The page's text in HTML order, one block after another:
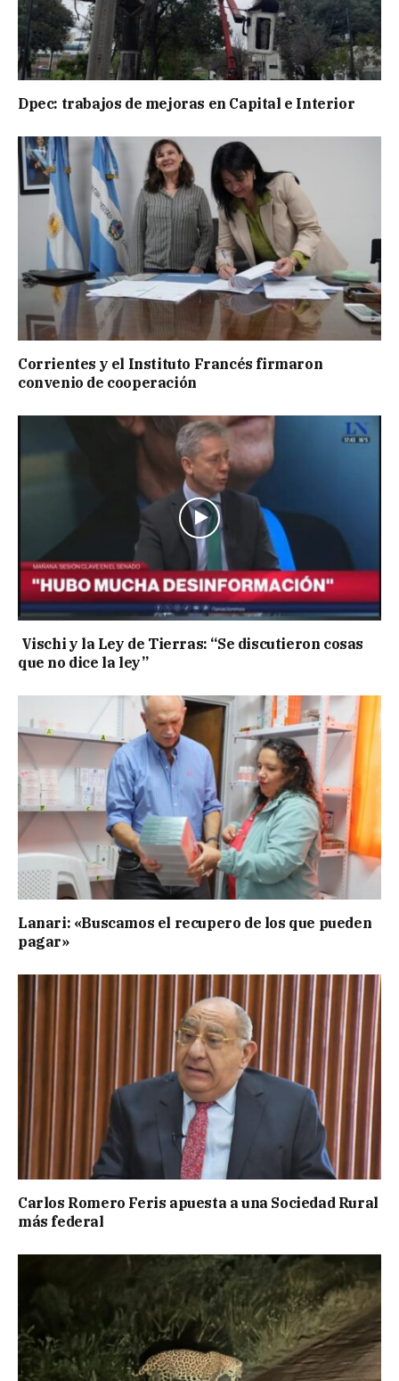
Dpec: trabajos de mejoras en Capital e Interior
Corrientes y el Instituto Francés firmaron
convenio de cooperación
Vischi y la Ley de Tierras: “Se discutieron cosas
que no dice la ley”
Lanari: «Buscamos el recupero de los que pueden
pagar»
Carlos Romero Feris apuesta a una Sociedad Rural
más federal